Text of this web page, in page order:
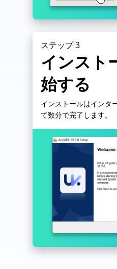
ステップ 3
インスト
始する
インストールはインタ
て数分で完了します。